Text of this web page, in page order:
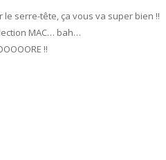
le serre-tête, ça vous va super bien !!
MAC… bah…
!!